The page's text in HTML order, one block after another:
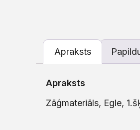
Apraksts
Apraksts
Zāģmateriāls, Egle,